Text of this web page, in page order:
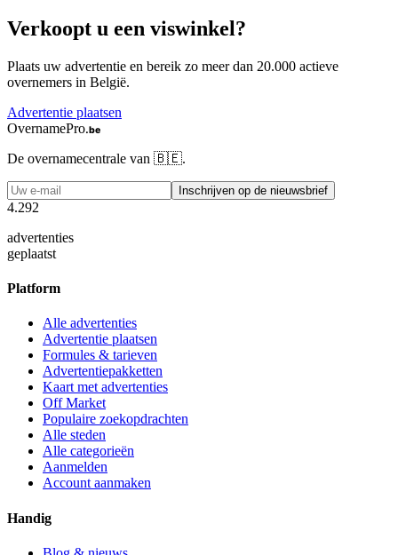
Verkoopt u een viswinkel?
Plaats uw advertentie en bereik zo meer dan 20.000 actieve
overnemers in België.
Advertentie plaatsen
OvernamePro.be
De overnamecentrale van 🇧🇪.
Inschrijven op de nieuwsbrief
4.292
advertenties
geplaatst
Platform
Alle advertenties
Advertentie plaatsen
Formules & tarieven
Advertentiepakketten
Kaart met advertenties
Off Market
Populaire zoekopdrachten
Alle steden
Alle categorieën
Aanmelden
Account aanmaken
Handig